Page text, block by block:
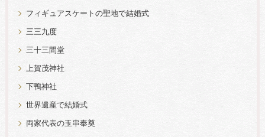
フィギュアスケートの聖地で結婚式
三三九度
三十三間堂
上賀茂神社
下鴨神社
世界遺産で結婚式
両家代表の玉串奉奠